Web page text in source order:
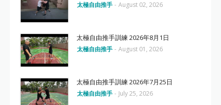
太極自由推手 - August 02, 2026
太極自由推手訓練 2026年8月1日
太極自由推手 - August 01, 2026
太極自由推手訓練 2026年7月25日
太極自由推手 - July 25, 2026